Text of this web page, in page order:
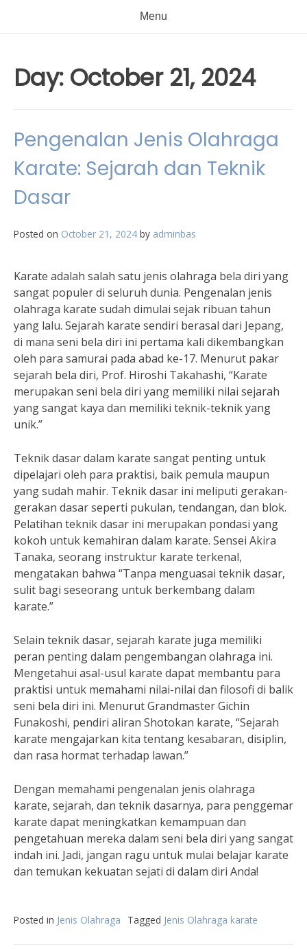
Menu
Day: October 21, 2024
Pengenalan Jenis Olahraga
Karate: Sejarah dan Teknik
Dasar
Posted on October 21, 2024 by adminbas
Karate adalah salah satu jenis olahraga bela diri yang
sangat populer di seluruh dunia. Pengenalan jenis
olahraga karate sudah dimulai sejak ribuan tahun
yang lalu. Sejarah karate sendiri berasal dari Jepang,
di mana seni bela diri ini pertama kali dikembangkan
oleh para samurai pada abad ke-17. Menurut pakar
sejarah bela diri, Prof. Hiroshi Takahashi, “Karate
merupakan seni bela diri yang memiliki nilai sejarah
yang sangat kaya dan memiliki teknik-teknik yang
unik.”
Teknik dasar dalam karate sangat penting untuk
dipelajari oleh para praktisi, baik pemula maupun
yang sudah mahir. Teknik dasar ini meliputi gerakan-
gerakan dasar seperti pukulan, tendangan, dan blok.
Pelatihan teknik dasar ini merupakan pondasi yang
kokoh untuk kemahiran dalam karate. Sensei Akira
Tanaka, seorang instruktur karate terkenal,
mengatakan bahwa “Tanpa menguasai teknik dasar,
sulit bagi seseorang untuk berkembang dalam
karate.”
Selain teknik dasar, sejarah karate juga memiliki
peran penting dalam pengembangan olahraga ini.
Mengetahui asal-usul karate dapat membantu para
praktisi untuk memahami nilai-nilai dan filosofi di balik
seni bela diri ini. Menurut Grandmaster Gichin
Funakoshi, pendiri aliran Shotokan karate, “Sejarah
karate mengajarkan kita tentang kesabaran, disiplin,
dan rasa hormat terhadap lawan.”
Dengan memahami pengenalan jenis olahraga
karate, sejarah, dan teknik dasarnya, para penggemar
karate dapat meningkatkan kemampuan dan
pengetahuan mereka dalam seni bela diri yang sangat
indah ini. Jadi, jangan ragu untuk mulai belajar karate
dan temukan kekuatan sejati di dalam diri Anda!
Posted in Jenis Olahraga Tagged Jenis Olahraga karate